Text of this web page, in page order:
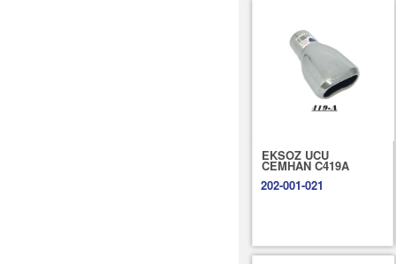
EKSOZ UCU
CEMHAN C419A
202-001-021